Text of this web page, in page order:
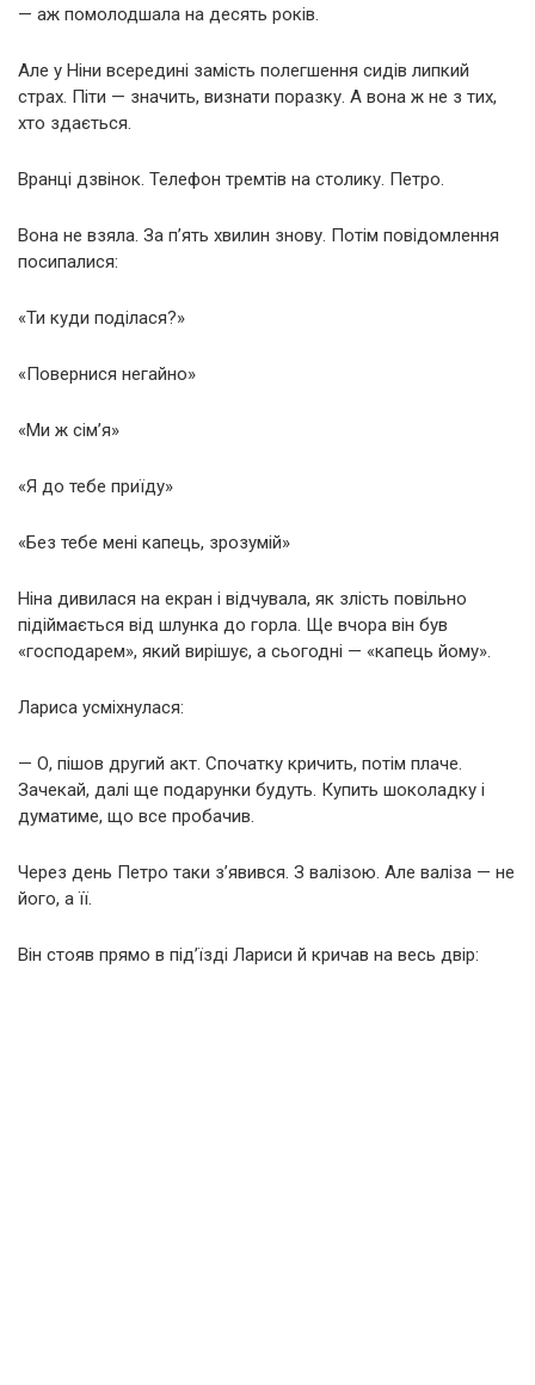
— аж помолодшала на десять років.
Але у Ніни всередині замість полегшення сидів липкий
страх. Піти — значить, визнати поразку. А вона ж не з тих,
хто здається.
Вранці дзвінок. Телефон тремтів на столику. Петро.
Вона не взяла. За п’ять хвилин знову. Потім повідомлення
посипалися:
«Ти куди поділася?»
«Повернися негайно»
«Ми ж сім’я»
«Я до тебе приїду»
«Без тебе мені капець, зрозумій»
Ніна дивилася на екран і відчувала, як злість повільно
підіймається від шлунка до горла. Ще вчора він був
«господарем», який вирішує, а сьогодні — «капець йому».
Лариса усміхнулася:
— О, пішов другий акт. Спочатку кричить, потім плаче.
Зачекай, далі ще подарунки будуть. Купить шоколадку і
думатиме, що все пробачив.
Через день Петро таки з’явився. З валізою. Але валіза — не
його, а її.
Він стояв прямо в під’їзді Лариси й кричав на весь двір: